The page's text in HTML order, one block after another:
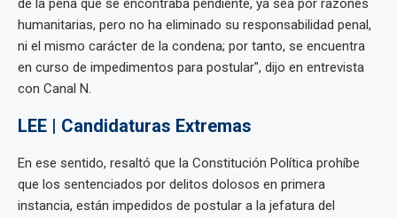
de la pena que se encontraba pendiente, ya sea por razones
humanitarias, pero no ha eliminado su responsabilidad penal,
ni el mismo carácter de la condena; por tanto, se encuentra
en curso de impedimentos para postular", dijo en entrevista
con Canal N.
LEE | Candidaturas Extremas
En ese sentido, resaltó que la Constitución Política prohíbe
que los sentenciados por delitos dolosos en primera
instancia, están impedidos de postular a la jefatura del